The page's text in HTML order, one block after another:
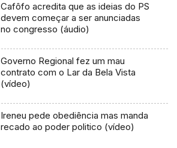
Cafôfo acredita que as ideias do PS
devem começar a ser anunciadas
no congresso (áudio)
Governo Regional fez um mau
contrato com o Lar da Bela Vista
(vídeo)
Ireneu pede obediência mas manda
recado ao poder politico (vídeo)